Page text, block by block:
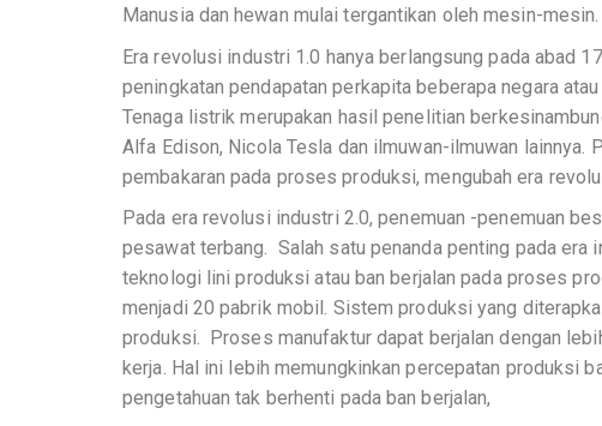
Manusia dan hewan mulai tergantikan oleh mesin-
Era revolusi industri 1.0 hanya berlangsung pada abad
peningkatan pendapatan perkapita beberapa negara
Tenaga listrik merupakan hasil penelitian
Alfa Edison, Nicola Tesla dan ilmuwan-ilmuwan lainnya.
pembakaran pada proses produksi, mengubah era
Pada era revolusi industri 2.0, penemuan -penemuan
pesawat terbang. Salah satu penanda penting pada era
teknologi lini produksi atau ban berjalan pada proses
menjadi 20 pabrik mobil. Sistem produksi yang
produksi. Proses manufaktur dapat berjalan dengan
kerja. Hal ini lebih memungkinkan percepatan produksi
pengetahuan tak berhenti pada ban berjalan,